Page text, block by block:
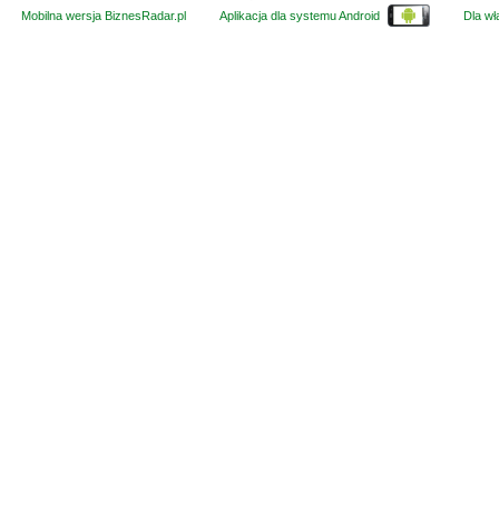
Mobilna wersja BiznesRadar.pl
Aplikacja dla systemu Android Dla